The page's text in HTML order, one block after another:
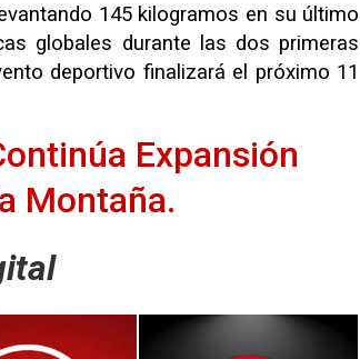
145 kilogramos en su último
globales durante las dos primeras
deportivo finalizará el próximo 11
Expansión
Montaña.